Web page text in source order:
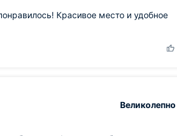
Красивое место и удобное
Великолепно